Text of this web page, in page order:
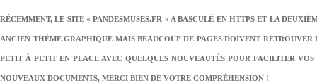
RÉCEMMENT, LE SITE « PANDESMUSES.FR » A BASCULÉ EN HTTPS ET LA
ANCIEN THÈME GRAPHIQUE MAIS BEAUCOUP DE PAGES DOIVENT
PETIT À PETIT EN PLACE AVEC QUELQUES NOUVEAUTÉS POUR FACILITER
NOUVEAUX DOCUMENTS, MERCI BIEN DE VOTRE COMPRÉHENSION !